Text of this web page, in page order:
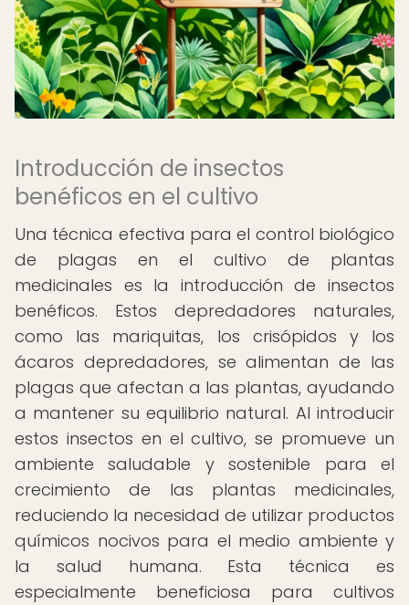
Introducción de insectos
benéficos en el cultivo
Una técnica efectiva para el control biológico
de plagas en el cultivo de plantas
medicinales es la introducción de insectos
benéficos. Estos depredadores naturales,
como las mariquitas, los crisópidos y los
ácaros depredadores, se alimentan de las
plagas que afectan a las plantas, ayudando
a mantener su equilibrio natural. Al introducir
estos insectos en el cultivo, se promueve un
ambiente saludable y sostenible para el
crecimiento de las plantas medicinales,
reduciendo la necesidad de utilizar productos
químicos nocivos para el medio ambiente y
la salud humana. Esta técnica es
especialmente beneficiosa para cultivos